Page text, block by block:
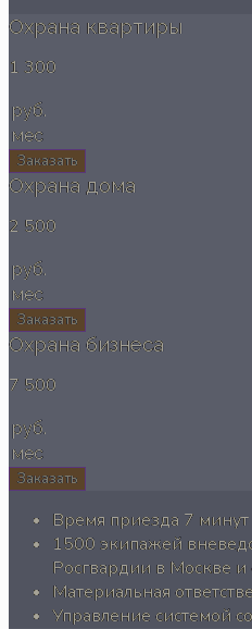
Охрана квартиры
1 300
руб.
мес
Заказать
Охрана дома
2 500
руб.
мес
Заказать
Охрана бизнеса
7 500
руб.
мес
Заказать
Время приезда 7 минут
1500 экипажей
Росгвардии в Москве и
Материальная
Управление системой